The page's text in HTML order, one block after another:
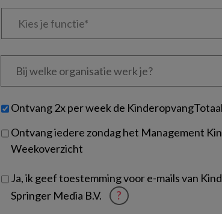
Kies
Bij
welke
je?
Untitled
Ontvang 2x per week de
Ontvang iedere zondag het Management
Weekoverzicht
Ja, ik geef toestemming voor e-mails van
Springer Media B.V.
?